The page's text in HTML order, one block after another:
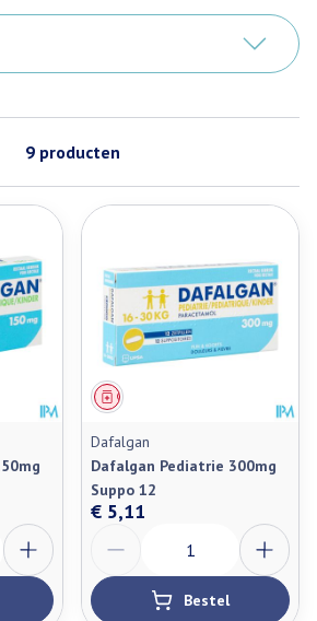
9producten
Geneesmiddel
Dafalgan
Dafalgan Pediatrie 300mg
Suppo 12
€ 5,11
Bestel